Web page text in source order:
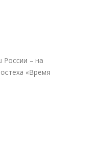
– на
«Время